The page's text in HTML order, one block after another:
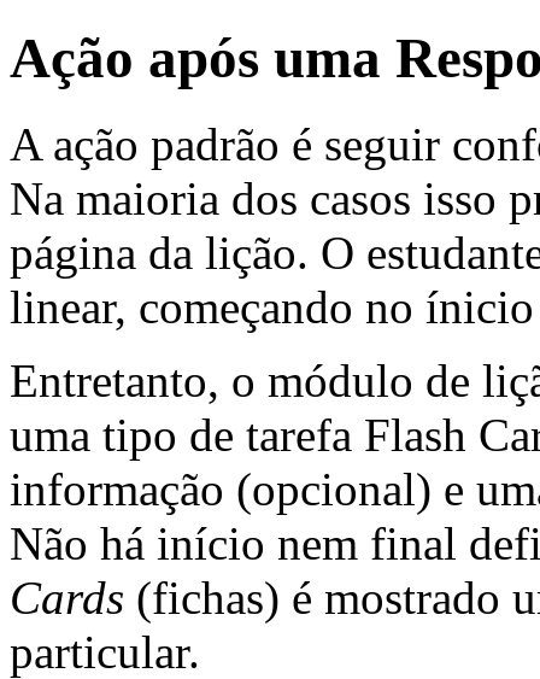
Ação após uma
A ação padrão é seguir
Na maioria dos casos isso
página da lição. O
linear, começando no
Entretanto, o módulo de
uma tipo de tarefa Flash
informação (opcional) e
Não há início nem final
Cards (fichas) é mostrado
particular.